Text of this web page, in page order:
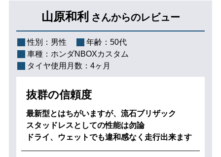
山原和利 さんからのレビュー
性別： 男性 年齢： 50代
車種： ホンダNBOXカスタム
タイヤ使用月数： 4ヶ月
抜群の信頼度
最新型とはちがいますが、流石ブリザック
スタッドレスとしての性能は勿論
ドライ、ウェットでも違和感なく走行出来ます